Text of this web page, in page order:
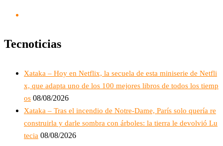
Tecnoticias
Xataka – Hoy en Netflix, la secuela de esta miniserie de Netfli
x, que adapta uno de los 100 mejores libros de todos los tiemp
os 08/08/2026
Xataka – Tras el incendio de Notre-Dame, París solo quería re
construirla y darle sombra con árboles: la tierra le devolvió Lu
tecia 08/08/2026